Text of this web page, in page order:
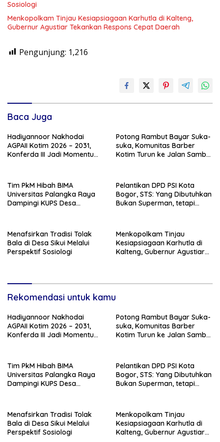
Sosiologi
Menkopolkam Tinjau Kesiapsiagaan Karhutla di Kalteng,
Gubernur Agustiar Tekankan Respons Cepat Daerah
Pengunjung: 1,216
Baca Juga
Hadiyannoor Nakhodai
AGPAII Kotim 2026 – 2031,
Konferda III Jadi Momentum
Potong Rambut Bayar Suka-
suka, Komunitas Barber
Kotim Turun ke Jalan Sambut
Tim PkM Hibah BIMA
Universitas Palangka Raya
Dampingi KUPS Desa
Pelantikan DPD PSI Kota
Bogor, STS: Yang Dibutuhkan
Bukan Superman, tetapi
Menafsirkan Tradisi Tolak
Bala di Desa Sikui Melalui
Perspektif Sosiologi
Menkopolkam Tinjau
Kesiapsiagaan Karhutla di
Kalteng, Gubernur Agustiar
Rekomendasi untuk kamu
Hadiyannoor Nakhodai
AGPAII Kotim 2026 – 2031,
Konferda III Jadi Momentum
Potong Rambut Bayar Suka-
suka, Komunitas Barber
Kotim Turun ke Jalan Sambut
Tim PkM Hibah BIMA
Universitas Palangka Raya
Dampingi KUPS Desa
Pelantikan DPD PSI Kota
Bogor, STS: Yang Dibutuhkan
Bukan Superman, tetapi
Menafsirkan Tradisi Tolak
Bala di Desa Sikui Melalui
Perspektif Sosiologi
Menkopolkam Tinjau
Kesiapsiagaan Karhutla di
Kalteng, Gubernur Agustiar